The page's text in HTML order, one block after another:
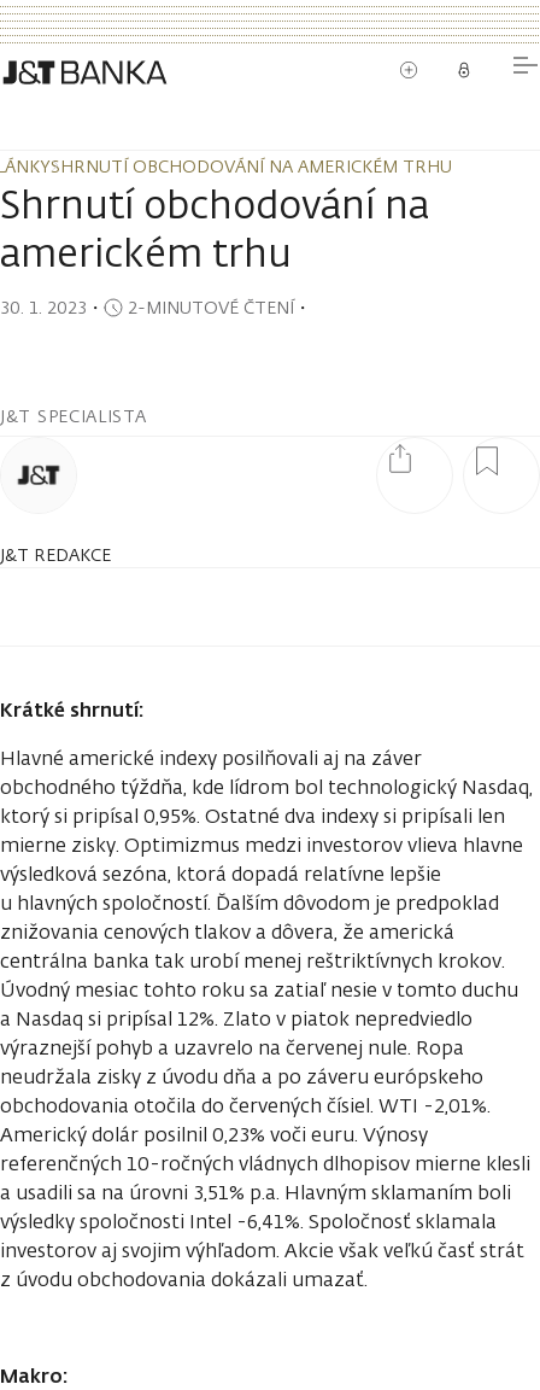
SHRNUTÍ OBCHODOVÁNÍ NA AMERICKÉM TRHU
SHRNUTÍ OBCHODOVÁNÍ NA AMERICKÉM TRHU
Shrnutí obchodování na
americkém trhu
30. 1. 2023 ・ 2-MINUTOVÉ ČTENÍ・
J&T SPECIALISTA
J&T REDAKCE
Krátké shrnutí:
Hlavné americké indexy posilňovali aj na záver
obchodného týždňa, kde lídrom bol technologický Nasdaq,
ktorý si pripísal 0,95%. Ostatné dva indexy si pripísali len
mierne zisky. Optimizmus medzi investorov vlieva hlavne
výsledková sezóna, ktorá dopadá relatívne lepšie
u hlavných spoločností. Ďalším dôvodom je predpoklad
znižovania cenových tlakov a dôvera, že americká
centrálna banka tak urobí menej reštriktívnych krokov.
Úvodný mesiac tohto roku sa zatiaľ nesie v tomto duchu
a Nasdaq si pripísal 12%. Zlato v piatok nepredviedlo
výraznejší pohyb a uzavrelo na červenej nule. Ropa
neudržala zisky z úvodu dňa a po záveru európskeho
obchodovania otočila do červených čísiel. WTI -2,01%.
Americký dolár posilnil 0,23% voči euru. Výnosy
referenčných 10-ročných vládnych dlhopisov mierne klesli
a usadili sa na úrovni 3,51% p.a. Hlavným sklamaním boli
výsledky spoločnosti Intel -6,41%. Spoločnosť sklamala
investorov aj svojim výhľadom. Akcie však veľkú časť strát
z úvodu obchodovania dokázali umazať.
Makro: